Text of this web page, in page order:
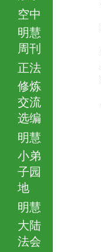
空中
明慧
周刊
正法
修炼
交流
选编
明慧
小弟
子园
地
明慧
大陆
法会